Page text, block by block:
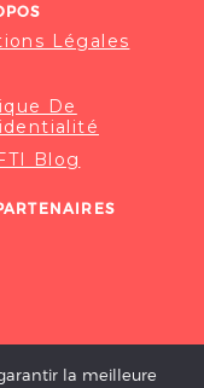
Légales
De
Blog
la meilleure